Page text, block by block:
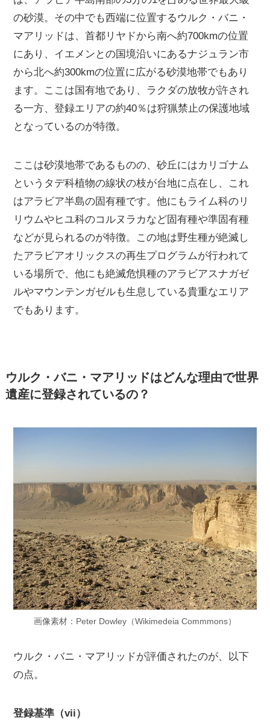
の砂漠。その中でも西端に位置するウルク・バニ・
マアリッドは、首都リヤドから南へ約700kmの位置
にあり、イエメンとの国境沿いにあるナジュラン市
から北へ約300kmの位置に広がる砂漠地帯でもあり
ます。ここは国有地であり、ラクダの放牧が許され
る一方、登録エリアの約40％は狩猟禁止の保護地域
となっているのが特徴。
ここは砂漠地帯であるものの、砂丘にはカリゴナム
というタデ科植物の線状の枝が台地に点在し、これ
はアラビア半島の固有種です。他にもライム科のリ
リウムやヒユ科のコルヌラカなど固有種や準固有種
などが見られるのが特徴。この地は野生種が絶滅し
たアラビアオリックスの再生プログラムが行われて
いる場所で、他にも絶滅危惧種のアラビアスナガゼ
ルやマウンテンガゼルも生息している貴重なエリア
でもあります。
ウルク・バニ・マアリッドはどんな理由で世界
遺産に登録されているの？
画像素材：Peter Dowley（Wikimedeia Commmons）
ウルク・バニ・マアリッドが評価されたのが、以下
の点。
登録基準（vii）